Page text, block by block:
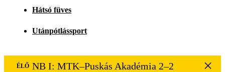
Hátsó füves
Utánpótlássport
ÉLŐ NB I: MTK–Puskás Akadémia 2–2